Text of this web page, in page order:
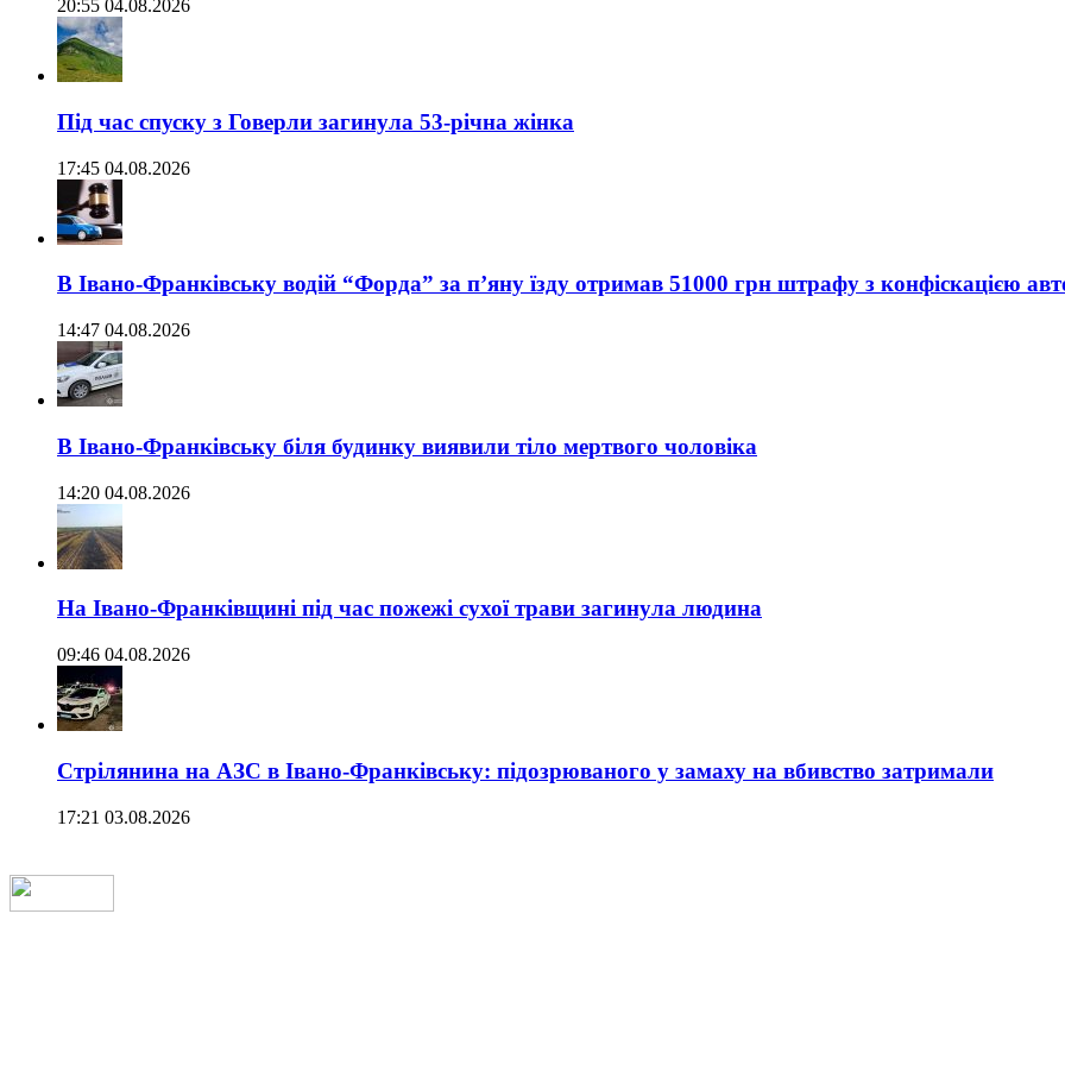
20:55 04.08.2026
Під час спуску з Говерли загинула 53-річна жінка
17:45 04.08.2026
В Івано-Франківську водій “Форда” за п’яну їзду отримав 51000 грн штрафу з конфіскацією
14:47 04.08.2026
В Івано-Франківську біля будинку виявили тіло мертвого чоловіка
14:20 04.08.2026
На Івано-Франківщині під час пожежі сухої трави загинула людина
09:46 04.08.2026
Стрілянина на АЗС в Івано-Франківську: підозрюваного у замаху на вбивство затримали
17:21 03.08.2026